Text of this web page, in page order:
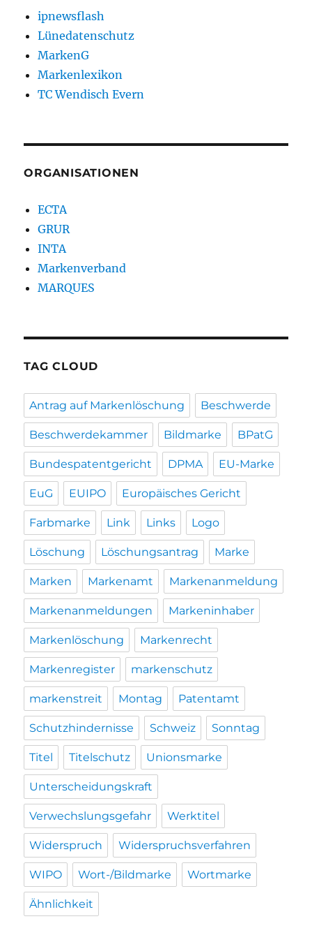
ipnewsflash
Lünedatenschutz
MarkenG
Markenlexikon
TC Wendisch Evern
ORGANISATIONEN
ECTA
GRUR
INTA
Markenverband
MARQUES
TAG CLOUD
Antrag auf Markenlöschung Beschwerde
Beschwerdekammer Bildmarke BPatG
Bundespatentgericht DPMA EU-Marke
EuG EUIPO Europäisches Gericht
Farbmarke Link Links Logo
Löschung Löschungsantrag Marke
Marken Markenamt Markenanmeldung
Markenanmeldungen Markeninhaber
Markenlöschung Markenrecht
Markenregister markenschutz
markenstreit Montag Patentamt
Schutzhindernisse Schweiz Sonntag
Titel Titelschutz Unionsmarke
Unterscheidungskraft
Verwechslungsgefahr Werktitel
Widerspruch Widerspruchsverfahren
WIPO Wort-/Bildmarke Wortmarke
Ähnlichkeit